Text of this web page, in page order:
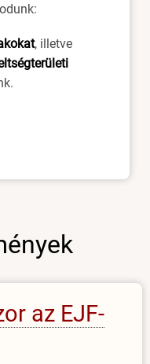
, illetve
az EJF-